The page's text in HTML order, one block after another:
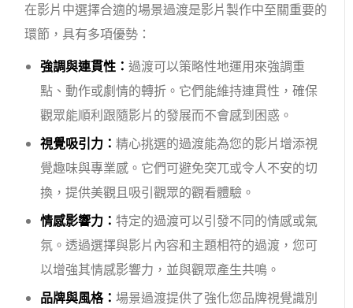
在影片中選擇合適的場景過渡是影片製作中至關重要的
環節，具有多項優勢：
強調與連貫性：過渡可以策略性地運用來強調重
點、動作或劇情的轉折。它們能維持連貫性，確保
觀眾能順利跟隨影片的發展而不會感到困惑。
視覺吸引力：精心挑選的過渡能為您的影片增添視
覺趣味與專業感。它們可避免突兀或令人不安的切
換，提供美觀且吸引觀眾的觀看體驗。
情感影響力：特定的過渡可以引發不同的情感或氣
氛。透過選擇與影片內容和主題相符的過渡，您可
以增強其情感影響力，並與觀眾產生共鳴。
品牌與風格：場景過渡提供了強化您品牌視覺識別